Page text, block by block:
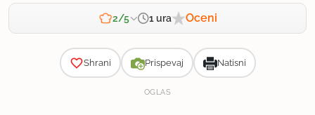
2/5 1 ura Oceni
Shrani Prispevaj Natisni
OGLAS